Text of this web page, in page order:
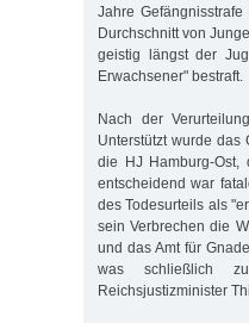
Jahre
Durchschnitt von
geistig längst der
Erwachsener" bestraft.
Nach der
Unterstützt wurde
die HJ Hamburg-Ost,
entscheidend war
des Todesurteils als
sein Verbrechen die
und das Amt für
was schließlich
Reichsjustizminister